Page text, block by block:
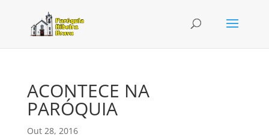
ACONTECE NA
PARÓQUIA
Out 28, 2016